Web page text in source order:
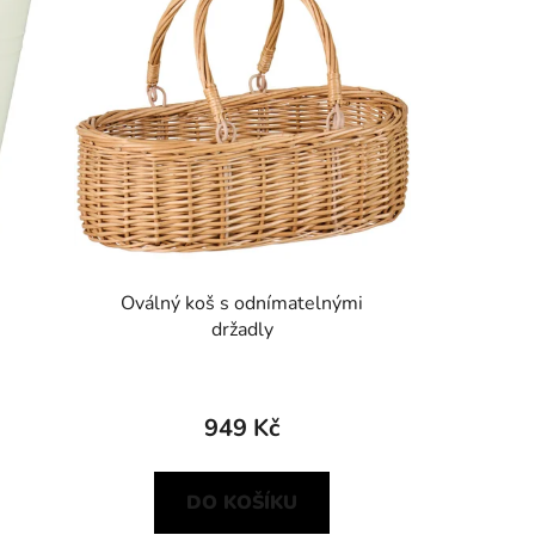
Oválný koš s odnímatelnými
držadly
949 Kč
DO KOŠÍKU